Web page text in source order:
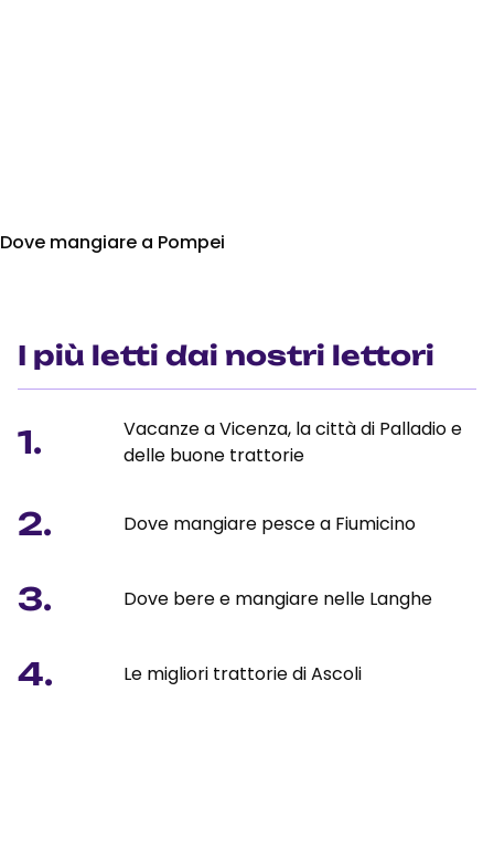
Dove mangiare a Pompei
I più letti dai nostri lettori
1.
Vacanze a Vicenza, la città di Palladio e
delle buone trattorie
2. Dove mangiare pesce a Fiumicino
3. Dove bere e mangiare nelle Langhe
4. Le migliori trattorie di Ascoli